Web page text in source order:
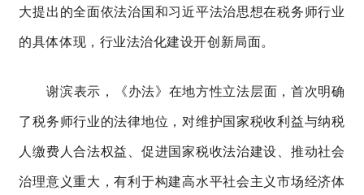
大提出的全面依法治国和习近平法治思想在税务师行业
的具体体现，行业法治化建设开创新局面。
谢滨表示， 《办法》在地方性立法层面 ， 首次明确
了税务师行业的法律地位，对维护国家税收利益与纳税
人缴费人合法权益、促进国家税收法治建设、推动社会
治理意义重大，有利于构建高水平社会主义市场经济体